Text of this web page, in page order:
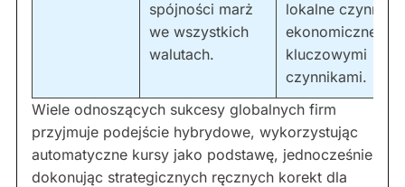
spójności marż
we wszystkich
walutach.
lokalne czynniki
ekonomiczne są
kluczowymi
czynnikami.
Wiele odnoszących sukcesy globalnych firm
przyjmuje podejście hybrydowe, wykorzystując
automatyczne kursy jako podstawę, jednocześnie
dokonując strategicznych ręcznych korekt dla